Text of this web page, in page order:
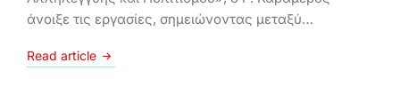
άνοιξε τις εργασίες, σημειώνοντας μεταξύ…
Read article